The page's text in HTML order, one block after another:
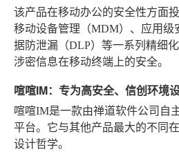
该产品在移动办公的安全性方面
移动设备管理（MDM）、应用级
据防泄漏（DLP）等一系列精细
涉密信息在移动终端上的安全。
喧喧IM：专为高安全、信创环境
喧喧IM是一款由禅道软件公司自
平台。它与其他产品最大的不同
设计哲学。